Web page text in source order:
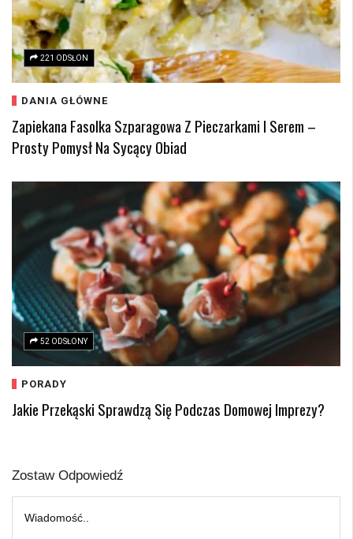
221 ODSŁON
DANIA GŁÓWNE
Zapiekana Fasolka Szparagowa Z Pieczarkami I Serem –
Prosty Pomysł Na Sycący Obiad
52 ODSŁONY
PORADY
Jakie Przekąski Sprawdzą Się Podczas Domowej Imprezy?
Zostaw Odpowiedź